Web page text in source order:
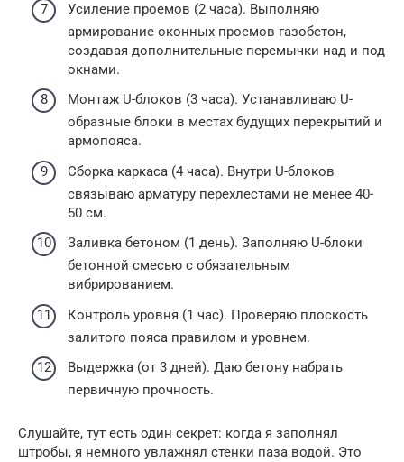
Усиление проемов (2 часа). Выполняю
армирование оконных проемов газобетон,
создавая дополнительные перемычки над и под
окнами.
Монтаж U-блоков (3 часа). Устанавливаю U-
образные блоки в местах будущих перекрытий и
армопояса.
Сборка каркаса (4 часа). Внутри U-блоков
связываю арматуру перехлестами не менее 40-
50 см.
Заливка бетоном (1 день). Заполняю U-блоки
бетонной смесью с обязательным
вибрированием.
Контроль уровня (1 час). Проверяю плоскость
залитого пояса правилом и уровнем.
Выдержка (от 3 дней). Даю бетону набрать
первичную прочность.
Слушайте, тут есть один секрет: когда я заполнял
штробы, я немного увлажнял стенки паза водой. Это